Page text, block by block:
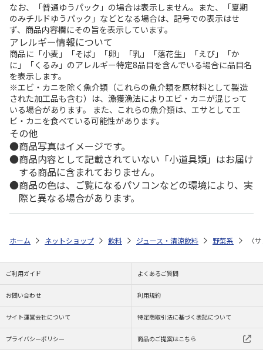
なお、「普通ゆうパック」の場合は表示しません。また、「夏期
のみチルドゆうパック」などとなる場合は、記号での表示はせ
ず、商品内容欄にその旨を表示しています。
アレルギー情報について
商品に「小麦」「そば」「卵」「乳」「落花生」「えび」「か
に」「くるみ」のアレルギー特定8品目を含んでいる場合に品目名
を表示します。
※エビ・カニを除く魚介類（これらの魚介類を原材料として製造
された加工品も含む）は、漁獲漁法によりエビ・カニが混じって
いる場合があります。 また、これらの魚介類は、エサとしてエ
ビ・カニを食べている可能性があります。
その他
商品写真はイメージです。
商品内容として記載されていない「小道具類」はお届け
する商品に含まれておりません。
商品の色は、ご覧になるパソコンなどの環境により、実
際と異なる場合があります。
ホーム ネットショップ 飲料 ジュース・清涼飲料 野菜系 〈
ご利用ガイド よくあるご質問
お問い合わせ 利用規約
サイト運営会社について 特定商取引法に基づく表記について
プライバシーポリシー 商品のご提案はこちら